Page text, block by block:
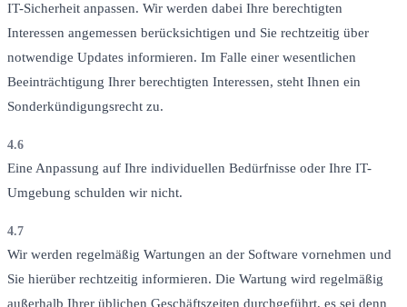
IT-Sicherheit anpassen. Wir werden dabei Ihre berechtigten
Interessen angemessen berücksichtigen und Sie rechtzeitig über
notwendige Updates informieren. Im Falle einer wesentlichen
Beeinträchtigung Ihrer berechtigten Interessen, steht Ihnen ein
Sonderkündigungsrecht zu.
4.6
Eine Anpassung auf Ihre individuellen Bedürfnisse oder Ihre IT-
Umgebung schulden wir nicht.
4.7
Wir werden regelmäßig Wartungen an der Software vornehmen und
Sie hierüber rechtzeitig informieren. Die Wartung wird regelmäßig
außerhalb Ihrer üblichen Geschäftszeiten durchgeführt, es sei denn